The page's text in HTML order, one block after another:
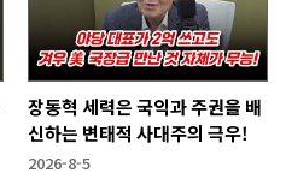
장동혁 세력은 국익과 주권을 배
신하는 변태적 사대주의 극우!
2026-8-5